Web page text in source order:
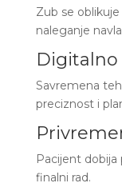
Zub se
naleganje
Digitalno
Savremena
preciznost i
Pacijent dobija
finalni rad.